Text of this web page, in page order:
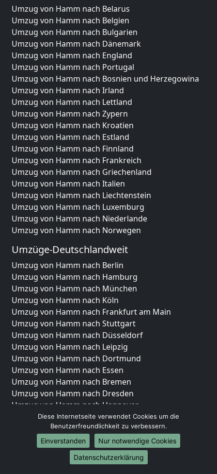
Umzug von Hamm nach Belarus
Umzug von Hamm nach Belgien
Umzug von Hamm nach Bulgarien
Umzug von Hamm nach Dänemark
Umzug von Hamm nach England
Umzug von Hamm nach Portugal
Umzug von Hamm nach Bosnien und Herzegowina
Umzug von Hamm nach Irland
Umzug von Hamm nach Lettland
Umzug von Hamm nach Zypern
Umzug von Hamm nach Kroatien
Umzug von Hamm nach Estland
Umzug von Hamm nach Finnland
Umzug von Hamm nach Frankreich
Umzug von Hamm nach Griechenland
Umzug von Hamm nach Italien
Umzug von Hamm nach Liechtenstein
Umzug von Hamm nach Luxemburg
Umzug von Hamm nach Niederlande
Umzug von Hamm nach Norwegen
Umzüge-Deutschlandweit
Umzug von Hamm nach Berlin
Umzug von Hamm nach Hamburg
Umzug von Hamm nach München
Umzug von Hamm nach Köln
Umzug von Hamm nach Frankfurt am Main
Umzug von Hamm nach Stuttgart
Umzug von Hamm nach Düsseldorf
Umzug von Hamm nach Leipzig
Umzug von Hamm nach Dortmund
Umzug von Hamm nach Essen
Umzug von Hamm nach Bremen
Umzug von Hamm nach Dresden
Umzug von Hamm nach Hannover
Umzug von Hamm nach Nürnberg
Umzug von Hamm nach Duisburg
Umzug von Hamm nach Bochum
Umzug von Hamm nach Wuppertal
Umzug von Hamm nach Bielefeld
Diese Internetseite verwendet Cookies um die
Benutzerfreundlichkeit zu verbessern.
Einverstanden
Nur notwendige Cookies
Datenschutzerklärung